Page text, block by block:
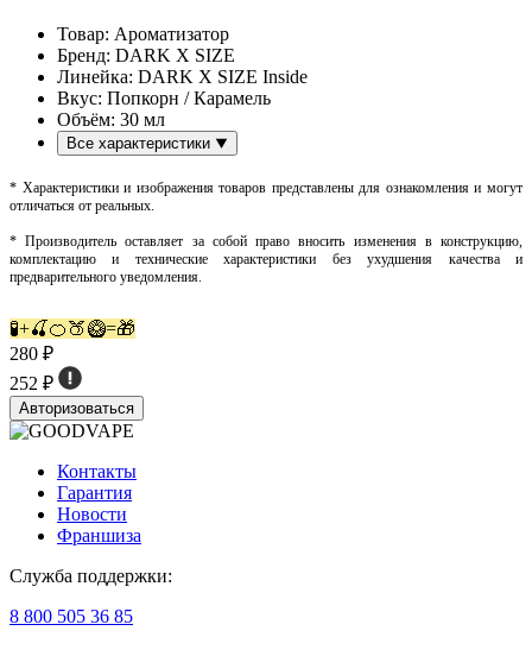
Товар: Ароматизатор
Бренд: DARK X SIZE
Линейка: DARK X SIZE Inside
Вкус: Попкорн / Карамель
Объём: 30 мл
Все характеристики
* Характеристики и изображения товаров представлены для ознакомления и могут
отличаться от реальных.
* Производитель оставляет за собой право вносить изменения в конструкцию,
комплектацию и технические характеристики без ухудшения качества и
предварительного уведомления.
🧪+🍒🍊🍑🥝=🎁
280 ₽
252 ₽
Авторизоваться
Контакты
Гарантия
Новости
Франшиза
Служба поддержки:
8 800 505 36 85